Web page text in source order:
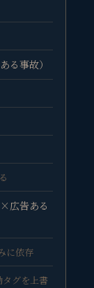
る事故）
広告ある
に依存
グを上書